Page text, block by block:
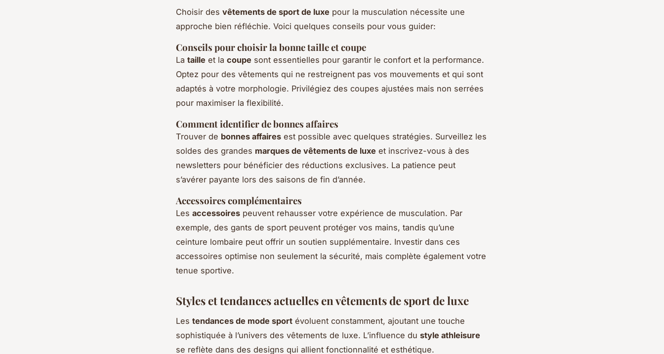
Choisir des vêtements de sport de luxe pour la musculation nécessite une
approche bien réfléchie. Voici quelques conseils pour vous guider:
Conseils pour choisir la bonne taille et coupe
La taille et la coupe sont essentielles pour garantir le confort et la performance.
Optez pour des vêtements qui ne restreignent pas vos mouvements et qui sont
adaptés à votre morphologie. Privilégiez des coupes ajustées mais non serrées
pour maximiser la flexibilité.
Comment identifier de bonnes affaires
Trouver de bonnes affaires est possible avec quelques stratégies. Surveillez les
soldes des grandes marques de vêtements de luxe et inscrivez-vous à des
newsletters pour bénéficier des réductions exclusives. La patience peut
s’avérer payante lors des saisons de fin d’année.
Accessoires complémentaires
Les accessoires peuvent rehausser votre expérience de musculation. Par
exemple, des gants de sport peuvent protéger vos mains, tandis qu’une
ceinture lombaire peut offrir un soutien supplémentaire. Investir dans ces
accessoires optimise non seulement la sécurité, mais complète également votre
tenue sportive.
Styles et tendances actuelles en vêtements de sport de luxe
Les tendances de mode sport évoluent constamment, ajoutant une touche
sophistiquée à l’univers des vêtements de luxe. L’influence du style athleisure
se reflète dans des designs qui allient fonctionnalité et esthétique.